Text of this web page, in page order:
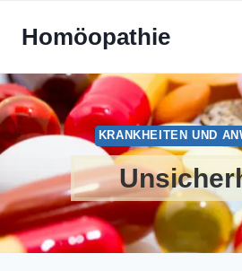
InhaltHomöopathie
KRANKHEITEN UND